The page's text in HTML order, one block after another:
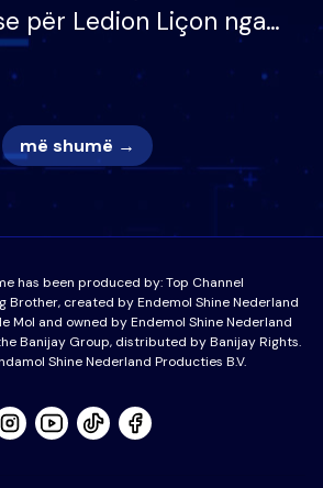
për Ledion Liçon nga
e tij, moderatori
lotët: Nuk meritoj…
më shumë →
has been produced by:Top Channel
Brother, created by Endemol Shine Nederland
Mol and owned by Endemol Shine Nederland
Banijay Group, distributed by Banijay Rights.
Shine Nederland Producties B.V.